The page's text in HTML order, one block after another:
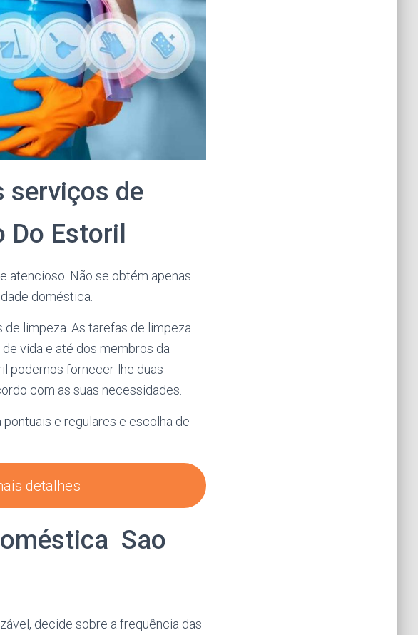
serviços de
Estoril
atencioso. Não se obtém apenas
doméstica.
limpeza. As tarefas de limpeza
vida e até dos membros da
podemos fornecer-lhe duas
com as suas necessidades.
e regulares e escolha de
detalhes
Sao
decide sobre a frequência das